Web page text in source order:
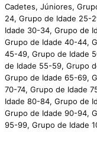
Cadetes, Júniores,
24, Grupo de Idade 25-
Idade 30-34, Grupo de
Grupo de Idade 40-44,
45-49, Grupo de Idade
de Idade 55-59, Grupo
Grupo de Idade 65-69,
70-74, Grupo de Idade
Idade 80-84, Grupo de
Grupo de Idade 90-94,
95-99, Grupo de Idade